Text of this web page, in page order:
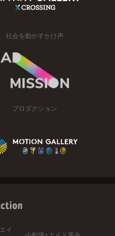
社会を動かすかけ声
プロダクション
イ